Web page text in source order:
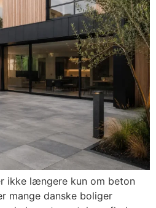
ikke længere kun om beton
mange danske boliger